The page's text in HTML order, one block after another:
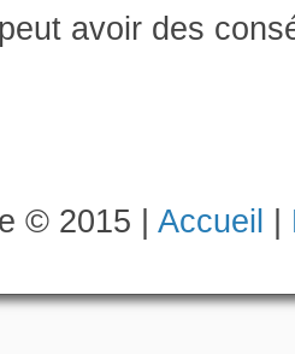
avoir des
© 2015 | Accueil